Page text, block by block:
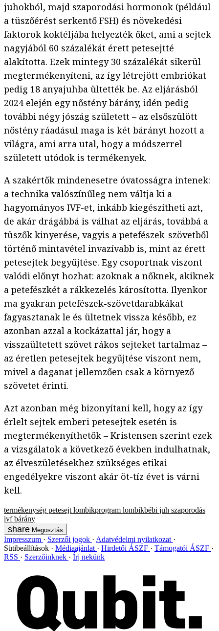
juhokból, majd szaporodási hormonok (például
a tüszőérést serkentő FSH) és növekedési
faktorok koktéljába helyezték őket, ami a sejtek
nagyjából 60 százalékát érett petesejtté
alakította. Ezek mintegy 30 százalékát sikerül
megtermékenyíteni, az így létrejött embriókat
pedig 18 anyajuhba ültették be. Az eljárásból
2024 elején egy nőstény bárány, idén pedig
további négy jószág született – az elsőszülött
nőstény ráadásul maga is két bárányt hozott a
világra, ami arra utal, hogy a módszerrel
született utódok is termékenyek.
A szakértők mindenesetre óvatosságra intenek:
a technika valószínűleg nem váltja ki a
hagyományos IVF-et, inkább kiegészítheti azt,
de akár drágábbá is válhat az eljárás, továbbá a
tüszők kinyerése, vagyis a petefészek-szövetből
történő mintavétel invazívabb is, mint az érett
petesejtek begyűjtése. Egy csoportnak viszont
valódi előnyt hozhat: azoknak a nőknek, akiknek
a petefészkét a rákkezelés károsította. Ilyenkor
ma gyakran petefészek-szövetdarabkákat
fagyasztanak le és ültetnek vissza később, ez
azonban azzal a kockázattal jár, hogy a
visszaültetett szövet rákos sejteket tartalmaz –
az éretlen petesejtek begyűjtése viszont nem,
mivel a daganat jellemzően csak a környező
szövetet érinti.
Azt azonban még bizonyítani kell, hogy az így
érlelt sejtek emberi petesejtek esetén is
megtermékenyíthetők – Kristensen szerint ezek
a vizsgálatok a következő években indulhatnak,
az élveszületésekhez szükséges etikai
engedélyekre viszont akár öt-tíz évet is várni
kell.
termékenység petesejt lombikprogram lombikbébi juh szaporodás
ivf bárány
Megosztás
Impresszum Szerzői jogok
Adatvédelmi nyilatkozat
Sütibeállítások
Médiaajánlat Hirdetői ÁSZF
Támogatói ÁSZF
RSS
Szerzőinknek Írj nekünk